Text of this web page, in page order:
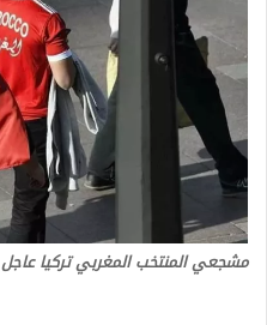
مشجعي المنتخب المغربي تركيا عاجل